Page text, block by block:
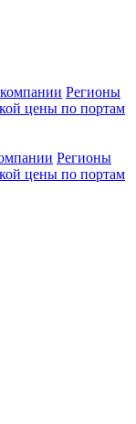
Регионы
цены по портам
Регионы
цены по портам